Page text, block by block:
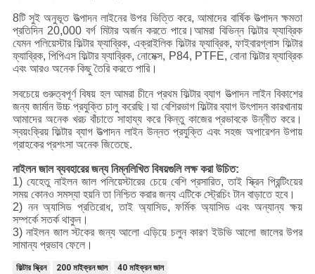
8টি সুই অনুভূত উত্পাদন লাইনের উপর ভিত্তি করে, আমাদের বার্ষিক উত্পাদন ক্ষমতা
প্রতিদিন 20,000 বর্গ মিটার অর্জন করতে পারে।আমরা বিভিন্ন ফিল্টার ফ্যাব্রিক
যেমন পলিয়েস্টার ফিল্টার ফ্যাব্রিক, এক্রাইলিক ফিল্টার ফ্যাব্রিক, ফাইবারগ্লাস ফিল্টার
ফ্যাব্রিক, পিপিএস ফিল্টার ফ্যাব্রিক, নোমেক্স, P84, PTFE, বোনা ফিল্টার ফ্যাব্রিক
এবং আরও অনেক কিছু তৈরি করতে পারি।
সবচেয়ে গুরুত্বপূর্ণ বিষয় হল আমরা চীনে প্রথম ফিল্টার ব্যাগ উত্পাদন লাইন বিকাশের
জন্য জার্মান উচ্চ প্রযুক্তি চালু করেছি।যা বেশিরভাগ ফিল্টার ব্যাগ উৎপাদন কারখানায়
আমাদের অনেক খরচ বাঁচাতে সাহায্য করে কিন্তু কাজের প্রভাবকে উন্নীত করে।
স্বয়ংক্রিয় ফিল্টার ব্যাগ উত্পাদন লাইন উন্নত প্রযুক্তি এবং সহজ অপারেশন উপায়
গ্রাহকের প্রশংসা অনেক জিতেছে.
নাইলন জাল ব্যবহারের জন্য নিম্নলিখিত বিষয়গুলি লক্ষ করা উচিত:
1) যেহেতু নাইলন জাল পলিয়েস্টারের চেয়ে বেশি প্রসারিত, তাই স্ক্রিন প্রিন্টিংয়ের
সময় কোনও সমস্যা হয়নি তা নিশ্চিত করার জন্য এটিকে স্ট্রেচিং টান বাড়াতে হবে।
2) নন অ্যাসিড প্রতিরোধ, তাই অ্যাসিড, ফর্মিক অ্যাসিড এবং অন্যান্য ক্ষয়
সম্পর্কে সতর্ক থাকুন।
3) নাইলন জাল স্টকের জন্য আলো এড়িয়ে চলুন কারণ ইউভি আলো জালের উপর
সামান্য প্রভাব ফেলে।
ফিল্টার স্ক্রিন 200 মাইক্রন জাল 40 মাইক্রন জাল